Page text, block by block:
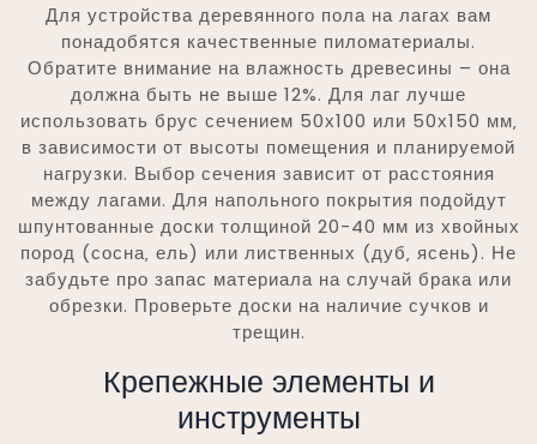
Для устройства деревянного пола на лагах вам
понадобятся качественные пиломатериалы.
Обратите внимание на влажность древесины – она
должна быть не выше 12%. Для лаг лучше
использовать брус сечением 50х100 или 50х150 мм‚
в зависимости от высоты помещения и планируемой
нагрузки. Выбор сечения зависит от расстояния
между лагами. Для напольного покрытия подойдут
шпунтованные доски толщиной 20-40 мм из хвойных
пород (сосна‚ ель) или лиственных (дуб‚ ясень). Не
забудьте про запас материала на случай брака или
обрезки. Проверьте доски на наличие сучков и
трещин.
Крепежные элементы и
инструменты